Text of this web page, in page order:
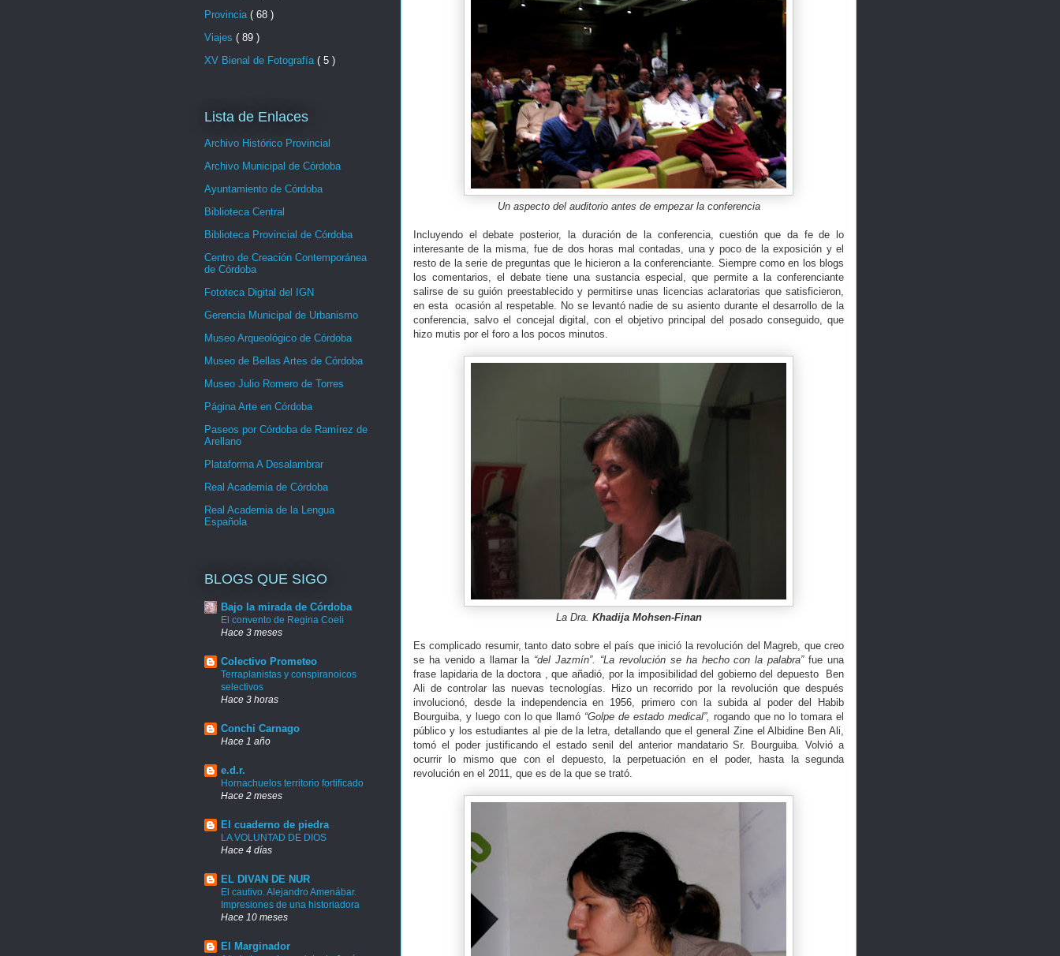
Un aspecto del auditorio antes de empezar la conferencia
Incluyendo el debate posterior, la duración de la conferencia, cuestión que da fe de lo
interesante de la misma, fue de dos horas mal contadas, una y poco de la exposición y el
resto de la serie de preguntas que le hicieron a la conferenciante. Siempre como en los blogs
los comentarios, el debate tiene una sustancia especial, que permite a la conferenciante
salirse de su guión preestablecido y permitirse unas licencias aclaratorias que satisficieron,
en esta ocasión al respetable. No se levantó nadie de su asiento durante el desarrollo de la
conferencia, salvo el concejal digital, con el objetivo principal del posado conseguido, que
hizo mutis por el foro a los pocos minutos.
La Dra. Khadija Mohsen-Finan
Es complicado resumir, tanto dato sobre el país que inició la revolución del Magreb, que creo
se ha venido a llamar la “del Jazmín”. “La revolución se ha hecho con la palabra”fue una
frase lapidaria de la doctora , que añadió, por la imposibilidad del gobierno del depuesto Ben
Ali de controlar las nuevas tecnologías. Hizo un recorrido por la revolución que después
involucionó, desde la independencia en 1956, primero con la subida al poder del Habib
Bourguiba, y luego con lo que llamó “Golpe de estado medical”, rogando que no lo tomara el
público y los estudiantes al pie de la letra, detallando que el general Zine el Albidine Ben Ali,
tomó el poder justificando el estado senil del anterior mandatario Sr. Bourguiba. Volvió a
ocurrir lo mismo que con el depuesto, la perpetuación en el poder, hasta la segunda
revolución en el 2011, que es de la que se trató.
Provincia ( 68 )
Viajes ( 89 )
XV Bienal de Fotografía ( 5 )
Lista de Enlaces
Archivo Histórico Provincial
Archivo Municipal de Córdoba
Ayuntamiento de Córdoba
Biblioteca Central
Biblioteca Provincial de Córdoba
Centro de Creación Contemporánea
de Córdoba
Fototeca Digital del IGN
Gerencia Municipal de Urbanismo
Museo Arqueológico de Córdoba
Museo de Bellas Artes de Córdoba
Museo Julio Romero de Torres
Página Arte en Córdoba
Paseos por Córdoba de Ramírez de
Arellano
Plataforma A Desalambrar
Real Academia de Córdoba
Real Academia de la Lengua
Española
BLOGS QUE SIGO
Bajo la mirada de Córdoba
El convento de Regina Coeli
Hace 3 meses
Colectivo Prometeo
Terraplanistas y conspiranoicos
selectivos
Hace 3 horas
Conchi Carnago
Hace 1 año
e.d.r.
Hornachuelos territorio fortificado
Hace 2 meses
El cuaderno de piedra
LA VOLUNTAD DE DIOS
Hace 4 días
EL DIVAN DE NUR
El cautivo. Alejandro Amenábar.
Impresiones de una historiadora
Hace 10 meses
El Marginador